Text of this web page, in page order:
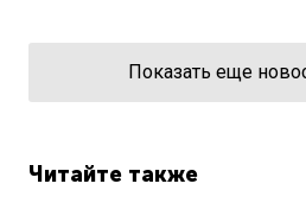
Показать еще
Читайте также